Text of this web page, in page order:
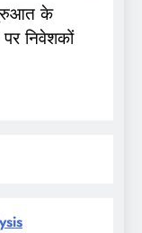
के
निवेशकों